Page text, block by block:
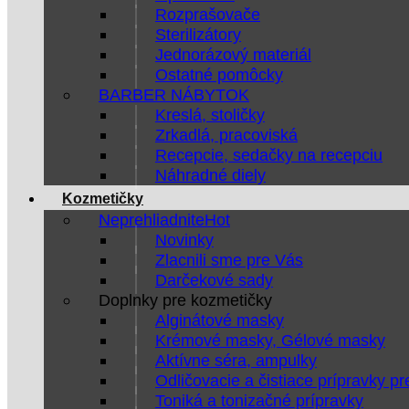
Rozprašovače
Sterilizátory
Jednorázový materiál
Ostatné pomôcky
BARBER NÁBYTOK
Kreslá, stoličky
Zrkadlá, pracoviská
Recepcie, sedačky na recepciu
Náhradné diely
Kozmetičky
Neprehliadnite
Novinky
Zlacnili sme pre Vás
Darčekové sady
Doplnky pre kozmetičky
Alginátové masky
Krémové masky, Gélové masky
Aktívne séra, ampulky
Odličovacie a čistiace prípravky
Toniká a tonizačné prípravky